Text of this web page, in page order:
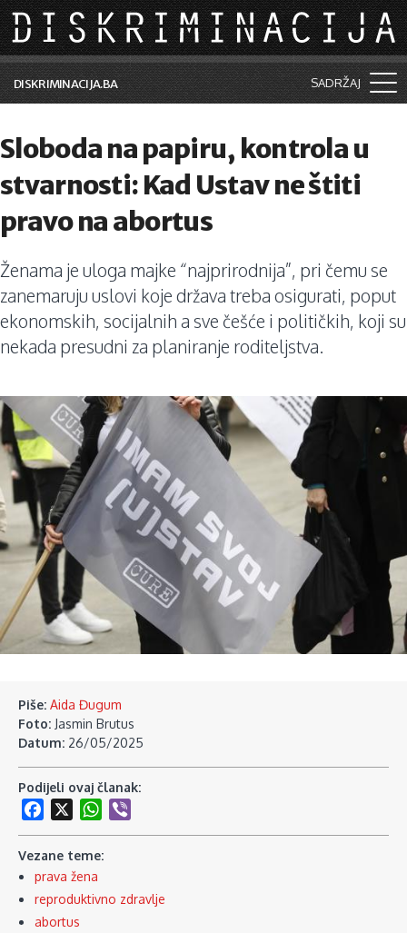
Skip to main content
DISKRIMINACIJA.BA SADRŽAJ
Vijesti i događaji
Aktuelne teme
Kolumne
Lične priče
Saradnja sa medijima
Pretraga
Sloboda na papiru, kontrola u
stvarnosti: Kad Ustav ne štiti
pravo na abortus
Ženama je uloga majke “najprirodnija”, pri čemu se
zanemaruju uslovi koje država treba osigurati, poput
ekonomskih, socijalnih a sve češće i političkih, koji su
nekada presudni za planiranje roditeljstva.
Piše: Aida Đugum
Foto: Jasmin Brutus
Datum: 26/05/2025
Podijeli ovaj članak:
Facebook
WhatsApp
Vezane teme:
prava žena
reproduktivno zdravlje
abortus